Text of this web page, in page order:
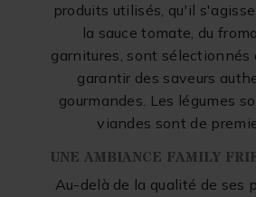
produits utilisés, qu'il
la sauce tomate, du
garnitures, sont sélectionnés
garantir des saveurs
gourmandes. Les légumes
viandes sont de
UNE AMBIANCE FAMILY
Au-delà de la qualité de ses